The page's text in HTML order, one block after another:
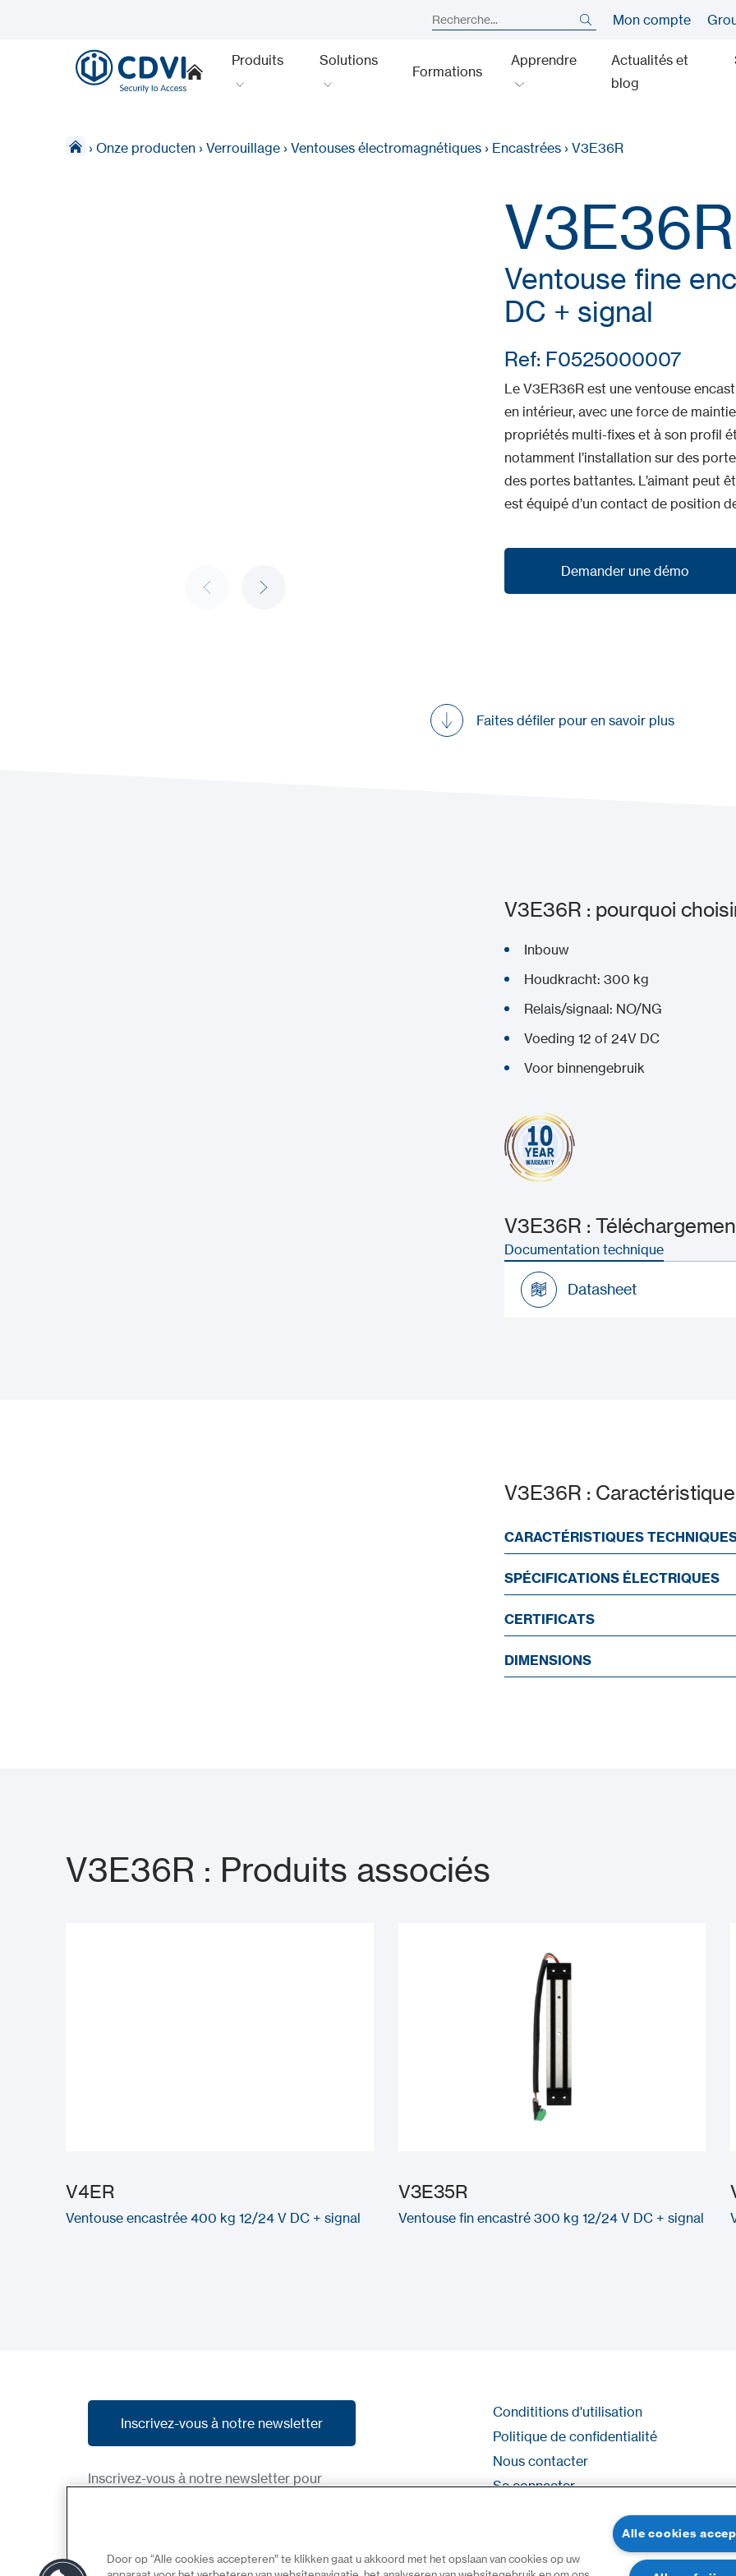
Mon compte
Produits Solutions
Formations
Apprendre
Actualités et
blog
› Onze producten › Verrouillage › Ventouses électromagnétiques › Encastrées › V3E36R
V3E36R
Ventouse fine
DC + signal
Ref: F0525000007
Le V3ER36R est une ventouse
en intérieur, avec une force de
propriétés multi-fixes et à son profil
notamment l’installation sur des
des portes battantes. L’aimant peut
est équipé d’un contact de position
Demander une démo
Faites défiler pour en savoir plus
V3E36R : pourquoi
Inbouw
Houdkracht: 300 kg
Relais/signaal: NO/NG
Voeding 12 of 24V DC
Voor binnengebruik
V3E36R :
Documentation technique
Datasheet
V3E36R :
CARACTÉRISTIQUES
SPÉCIFICATIONS ÉLECTRIQUES
CERTIFICATS
DIMENSIONS
V3E36R : Produits associés
V4ER
Ventouse encastrée 400 kg 12/24 V DC + signal
V3E35R
Ventouse fin encastré 300 kg 12/24 V DC + signal
Inscrivez-vous à notre newsletter
Inscrivez-vous à notre newsletter
Inscrivez-vous à notre newsletter pour
Condititions d'utilisation
Politique de confidentialité
Nous contacter
Se connecter
Door op “Alle cookies accepteren” te klikken gaat u akkoord met het opslaan van cookies op uw
Alle cookies